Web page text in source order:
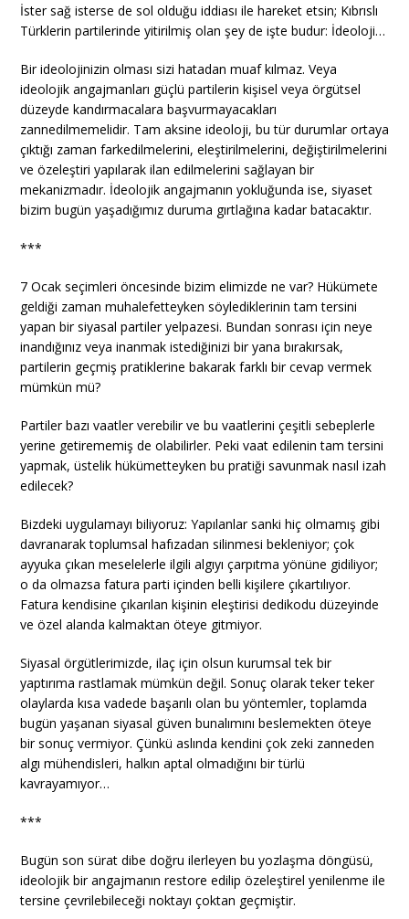
İster sağ isterse de sol olduğu iddiası ile hareket etsin; Kıbrıslı
Türklerin partilerinde yitirilmiş olan şey de işte budur: İdeoloji…
Bir ideolojinizin olması sizi hatadan muaf kılmaz. Veya
ideolojik angajmanları güçlü partilerin kişisel veya örgütsel
düzeyde kandırmacalara başvurmayacakları
zannedilmemelidir. Tam aksine ideoloji, bu tür durumlar ortaya
çıktığı zaman farkedilmelerini, eleştirilmelerini, değiştirilmelerini
ve özeleştiri yapılarak ilan edilmelerini sağlayan bir
mekanizmadır. İdeolojik angajmanın yokluğunda ise, siyaset
bizim bugün yaşadığımız duruma gırtlağına kadar batacaktır.
***
7 Ocak seçimleri öncesinde bizim elimizde ne var? Hükümete
geldiği zaman muhalefetteyken söylediklerinin tam tersini
yapan bir siyasal partiler yelpazesi. Bundan sonrası için neye
inandığınız veya inanmak istediğinizi bir yana bırakırsak,
partilerin geçmiş pratiklerine bakarak farklı bir cevap vermek
mümkün mü?
Partiler bazı vaatler verebilir ve bu vaatlerini çeşitli sebeplerle
yerine getirememiş de olabilirler. Peki vaat edilenin tam tersini
yapmak, üstelik hükümetteyken bu pratiği savunmak nasıl izah
edilecek?
Bizdeki uygulamayı biliyoruz: Yapılanlar sanki hiç olmamış gibi
davranarak toplumsal hafızadan silinmesi bekleniyor; çok
ayyuka çıkan meselelerle ilgili algıyı çarpıtma yönüne gidiliyor;
o da olmazsa fatura parti içinden belli kişilere çıkartılıyor.
Fatura kendisine çıkarılan kişinin eleştirisi dedikodu düzeyinde
ve özel alanda kalmaktan öteye gitmiyor.
Siyasal örgütlerimizde, ilaç için olsun kurumsal tek bir
yaptırıma rastlamak mümkün değil. Sonuç olarak teker teker
olaylarda kısa vadede başarılı olan bu yöntemler, toplamda
bugün yaşanan siyasal güven bunalımını beslemekten öteye
bir sonuç vermiyor. Çünkü aslında kendini çok zeki zanneden
algı mühendisleri, halkın aptal olmadığını bir türlü
kavrayamıyor…
***
Bugün son sürat dibe doğru ilerleyen bu yozlaşma döngüsü,
ideolojik bir angajmanın restore edilip özeleştirel yenilenme ile
tersine çevrilebileceği noktayı çoktan geçmiştir.